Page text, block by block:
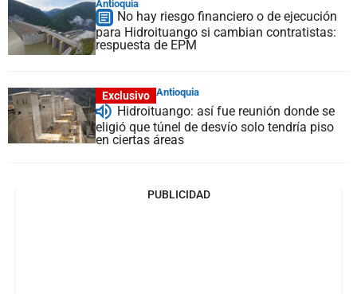
Antioquia
No hay riesgo financiero o de ejecución
para Hidroituango si cambian contratistas:
respuesta de EPM
Exclusivo Antioquia
Hidroituango: así fue reunión donde se
eligió que túnel de desvío solo tendría piso
en ciertas áreas
PUBLICIDAD